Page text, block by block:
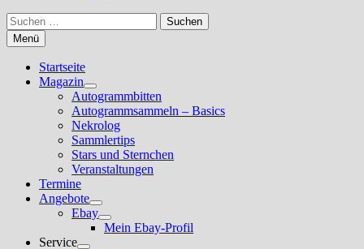
Suchen
nach:
Menü
Startseite
Magazin
Untermenü
anzeigen
Autogrammbitten
Autogrammsammeln – Basics
Nekrolog
Sammlertips
Stars und Sternchen
Veranstaltungen
Termine
Angebote
Untermenü
anzeigen
Ebay
Untermenü
anzeigen
Mein Ebay-Profil
Service